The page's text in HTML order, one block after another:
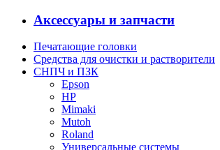
Аксессуары и запчасти
Печатающие головки
Средства для очистки и растворители
СНПЧ и ПЗК
Epson
HP
Mimaki
Mutoh
Roland
Универсальные системы